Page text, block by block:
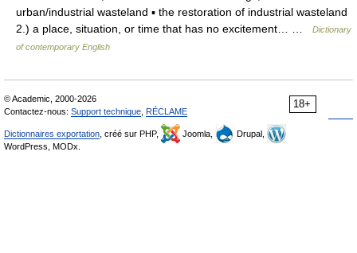
urban/industrial wasteland ▪ the restoration of industrial wasteland
2.) a place, situation, or time that has no excitement… …
Dictionary
of contemporary English
18+
© Academic, 2000-2026
Contactez-nous: Support technique RÉCLAME
Dictionnaires exportation , créé sur PHP, Joomla,
Drupal,
WordPress, MODx.